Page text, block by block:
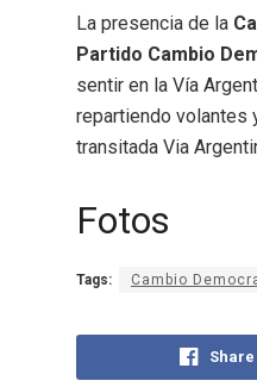
La presencia de la
Partido Cambio
sentir en la Vía
repartiendo volantes
transitada Via
Fotos
Tags: Cambio
Share